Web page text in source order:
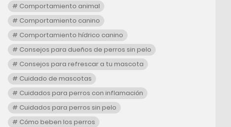
Comportamiento animal
Comportamiento canino
Comportamiento hídrico canino
Consejos para dueños de perros sin pelo
Consejos para refrescar a tu mascota
Cuidado de mascotas
Cuidados para perros con inflamación
Cuidados para perros sin pelo
Cómo beben los perros